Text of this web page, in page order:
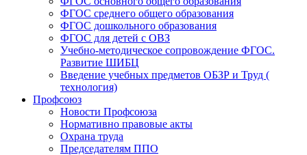
ФГОС среднего общего образования
ФГОС дошкольного образования
ФГОС для детей с ОВЗ
Учебно-методическое сопровождение ФГОС.
Развитие ШИБЦ
Введение учебных предметов ОБЗР и Труд (
технология)
Профсоюз
Новости Профсоюза
Нормативно правовые акты
Охрана труда
Председателям ППО